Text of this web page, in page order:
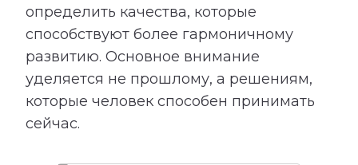
определить качества, которые
способствуют более гармоничному
развитию. Основное внимание
уделяется не прошлому, а решениям,
которые человек способен принимать
сейчас.